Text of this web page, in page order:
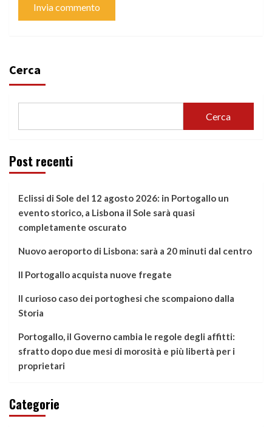
Cerca
Cerca
Post recenti
Eclissi di Sole del 12 agosto 2026: in Portogallo un
evento storico, a Lisbona il Sole sarà quasi
completamente oscurato
Nuovo aeroporto di Lisbona: sarà a 20 minuti dal centro
Il Portogallo acquista nuove fregate
Il curioso caso dei portoghesi che scompaiono dalla
Storia
Portogallo, il Governo cambia le regole degli affitti:
sfratto dopo due mesi di morosità e più libertà per i
proprietari
Categorie